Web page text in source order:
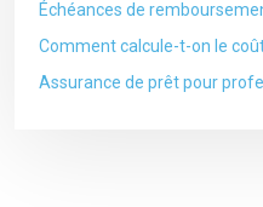
Échéances de
Comment calcule-t-on le
Assurance de prêt pour